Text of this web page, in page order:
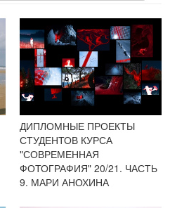
ДИПЛОМНЫЕ ПРОЕКТЫ
СТУДЕНТОВ КУРСА
"СОВРЕМЕННАЯ
ФОТОГРАФИЯ" 20/21. ЧАСТЬ
9. МАРИ АНОХИНА